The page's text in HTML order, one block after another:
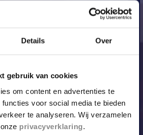
Details Over
gebruik van cookies
om content en advertenties te
voor social media te bieden
te analyseren. Wij verzamelen
privacyverklaring